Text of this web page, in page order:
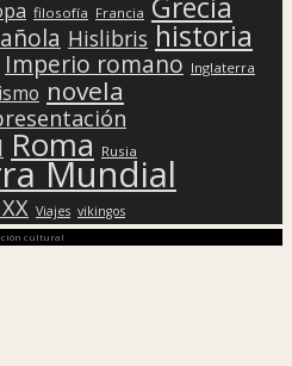
filosofía Francia
Hislibris historia
Imperio romano Inglaterra
novela
Roma Rusia
Mundial
Viajes vikingos
cultural